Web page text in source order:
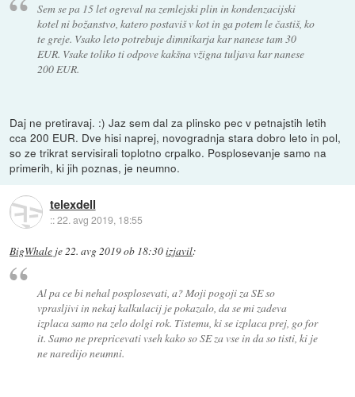
Sem se pa 15 let ogreval na zemlejski plin in kondenzacijski
kotel ni božanstvo, katero postaviš v kot in ga potem le častiš, ko
te greje. Vsako leto potrebuje dimnikarja kar nanese tam 30
EUR. Vsake toliko ti odpove kakšna vžigna tuljava kar nanese
200 EUR.
Daj ne pretiravaj. :) Jaz sem dal za plinsko pec v petnajstih letih
cca 200 EUR. Dve hisi naprej, novogradnja stara dobro leto in pol,
so ze trikrat servisirali toplotno crpalko. Posplosevanje samo na
primerih, ki jih poznas, je neumno.
telexdell
::22. avg 2019, 18:55
BigWhale je22. avg 2019 ob 18:30izjavil:
Al pa ce bi nehal posplosevati, a? Moji pogoji za SE so
vprasljivi in nekaj kalkulacij je pokazalo, da se mi zadeva
izplaca samo na zelo dolgi rok. Tistemu, ki se izplaca prej, go for
it. Samo ne prepricevati vseh kako so SE za vse in da so tisti, ki je
ne naredijo neumni.